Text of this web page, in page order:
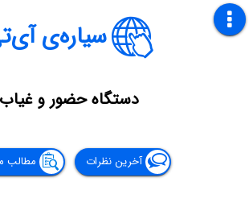
سیاره‌ی
دستگاه حضور و غیاب
آخرین نظرات مطالب